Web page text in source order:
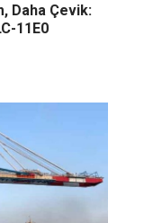
Daha Çevik:
11E0